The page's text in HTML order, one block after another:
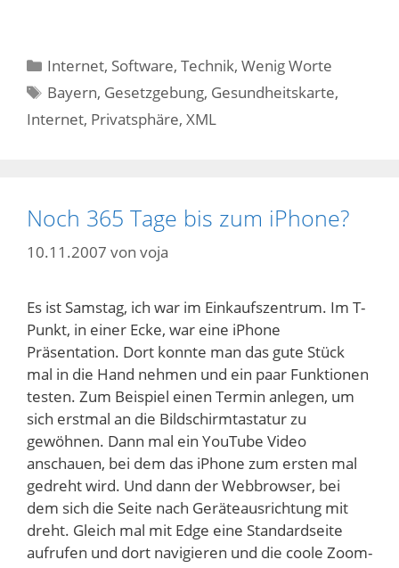
Kategorien
Internet, Software,Technik,Wenig Worte
Schlagwörter
Bayern, Gesetzgebung, Gesundheitskarte,
Internet, Privatsphäre, XML
Noch 365 Tage bis zum iPhone?
10.11.2007 von voja
Es ist Samstag, ich war im Einkaufszentrum. Im T-
Punkt, in einer Ecke, war eine iPhone
Präsentation. Dort konnte man das gute Stück
mal in die Hand nehmen und ein paar Funktionen
testen. Zum Beispiel einen Termin anlegen, um
sich erstmal an die Bildschirmtastatur zu
gewöhnen. Dann mal ein YouTube Video
anschauen, bei dem das iPhone zum ersten mal
gedreht wird. Und dann der Webbrowser, bei
dem sich die Seite nach Geräteausrichtung mit
dreht. Gleich mal mit Edge eine Standardseite
aufrufen und dort navigieren und die coole Zoom-